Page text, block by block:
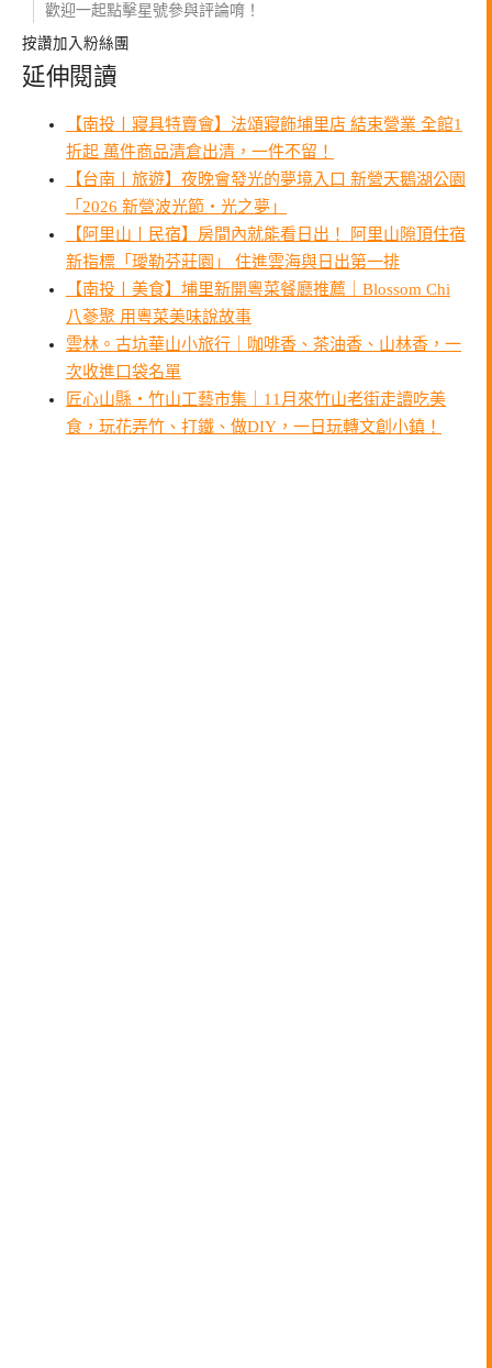
歡迎一起點擊星號參與評論唷！
按讚加入粉絲團
延伸閱讀
【南投〡寢具特賣會】法頌寢飾埔里店 結束營業 全館1
折起 萬件商品清倉出清，一件不留！
【台南〡旅遊】夜晚會發光的夢境入口 新營天鵝湖公園
「2026 新營波光節・光之夢」
【阿里山〡民宿】房間內就能看日出！ 阿里山隙頂住宿
新指標「璦勒芬莊園」 住進雲海與日出第一排
【南投〡美食】埔里新開粵菜餐廳推薦｜Blossom Chi
八蔘聚 用粵菜美味說故事
雲林。古坑華山小旅行｜咖啡香、茶油香、山林香，一
次收進口袋名單
匠心山縣・竹山工藝市集｜11月來竹山老街走讀吃美
食，玩花弄竹、打鐵、做DIY，一日玩轉文創小鎮！